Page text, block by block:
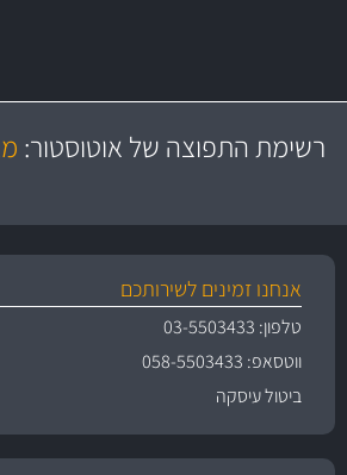
משלוח מהיר
באמצעות צ'יטה
משלוחים
במחיר
יותר מ-
רשימת התפוצה של אוטוסטור:
אנחנו זמינים לשירותכם
טלפון: 03-5503433
ווטסאפ: 058-5503433
ביטול עיסקה